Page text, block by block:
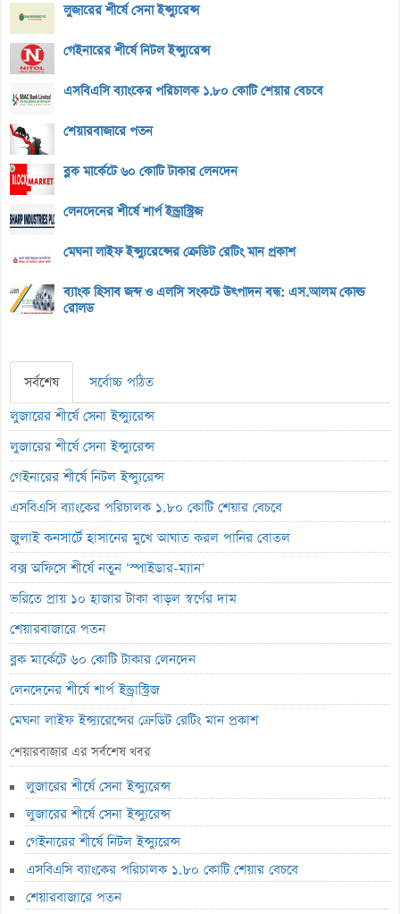
লুজারের শীর্ষে সেনা ইন্স্যুরেন্স
গেইনারের শীর্ষে নিটল ইন্স্যুরেন্স
এসবিএসি ব্যাংকের পরিচালক ১.৮০ কোটি শেয়ার বেচবে
শেয়ারবাজারে পতন
ব্লক মার্কেটে ৬০ কোটি টাকার লেনদেন
লেনদেনের শীর্ষে শার্প ইন্ড্রাস্ট্রিজ
মেঘনা লাইফ ইন্স্যুরেন্সের ক্রেডিট রেটিং মান প্রকাশ
ব্যাংক হিসাব জব্দ ও এলসি সংকটে উৎপাদন বন্ধ: এস.আলম কোল্ড
রোলড
সর্বশেষ
সর্বোচ্চ পঠিত
লুজারের শীর্ষে সেনা ইন্স্যুরেন্স
লুজারের শীর্ষে সেনা ইন্স্যুরেন্স
গেইনারের শীর্ষে নিটল ইন্স্যুরেন্স
এসবিএসি ব্যাংকের পরিচালক ১.৮০ কোটি শেয়ার বেচবে
জুলাই কনসার্টে হাসানের মুখে আঘাত করল পানির বোতল
বক্স অফিসে শীর্ষে নতুন ‘স্পাইডার-ম্যান’
ভরিতে প্রায় ১০ হাজার টাকা বাড়ল স্বর্ণের দাম
শেয়ারবাজারে পতন
ব্লক মার্কেটে ৬০ কোটি টাকার লেনদেন
লেনদেনের শীর্ষে শার্প ইন্ড্রাস্ট্রিজ
মেঘনা লাইফ ইন্স্যুরেন্সের ক্রেডিট রেটিং মান প্রকাশ
ব্যাংক হিসাব জব্দ ও এলসি সংকটে উৎপাদন বন্ধ: এস.আলম কোল্ড রোলড
পর্তুগালে প্রথমবারের মতো ওষুধ রপ্তানি শুরু করল রেনাটা
জিবিবি পাওয়ারের অস্বাভাবিক দর বৃদ্ধি
ন্যাশনাল ফিডের লোকসান বেড়েছে ১০ শতাংশ
লেনদেনে ফিরেছে ইউসিবি
জুলাইয়ে শেয়ারবাজারে কমেছে প্রায় ২৩ হাজার বিও হিসাব
শেয়ারবাজার এর সর্বশেষ খবর
লুজারের শীর্ষে সেনা ইন্স্যুরেন্স
লুজারের শীর্ষে সেনা ইন্স্যুরেন্স
গেইনারের শীর্ষে নিটল ইন্স্যুরেন্স
এসবিএসি ব্যাংকের পরিচালক ১.৮০ কোটি শেয়ার বেচবে
শেয়ারবাজারে পতন